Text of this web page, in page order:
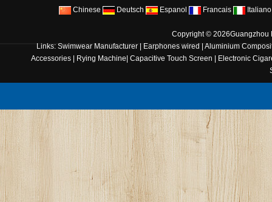
Chinese Deutsch Espanol Francais Italiano
Copyright © 2026Guangzhou
Links:Swimwear Manufacturer| Earphones wired
Aluminium
Accessories
Rying Machine Capacitive Touch Screen
Electronic